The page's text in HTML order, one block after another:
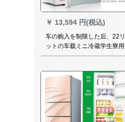
￥ 13,594 円(税込)
车の购入を制限した后、22リ
ットの车载ミニ冷蔵学生寮用
家庭用小型冷暖箱冷冻部屋冷